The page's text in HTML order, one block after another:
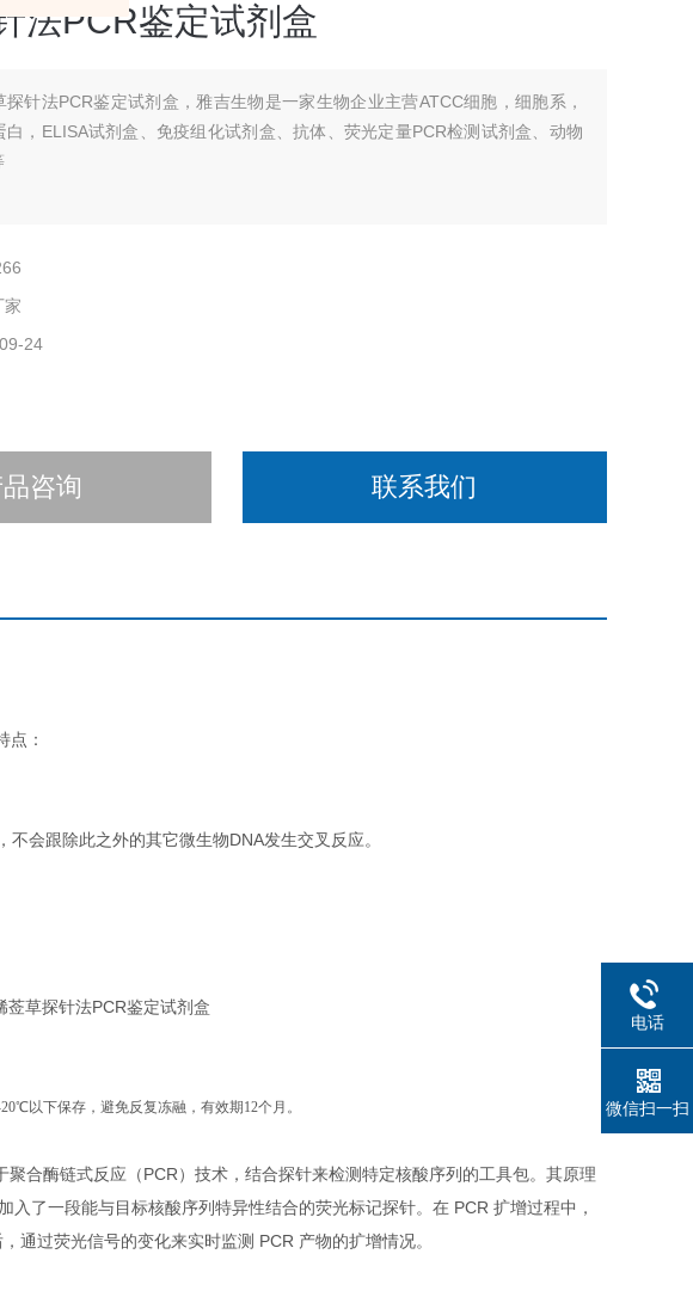
法PCR鉴定试剂盒
探针法PCR鉴定试剂盒，雅吉生物是一家生物企业主营ATCC细胞，细胞系，
白，ELISA试剂盒、免疫组化试剂盒、抗体、荧光定量PCR检测试剂盒、动物
家
24
咨询 联系我们
点：
会跟除此之外的其它微生物DNA发生交叉反应。
以下保存，避免反复冻融，有效期12个月。
聚合酶链式反应（PCR）技术，结合探针来检测特定核酸序列的工具包。其原理
入了一段能与目标核酸序列特异性结合的荧光标记探针。在 PCR 扩增过程中，
通过荧光信号的变化来实时监测 PCR 产物的扩增情况。
电话
微信扫一扫